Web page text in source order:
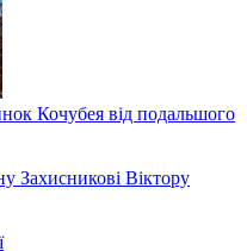
Кочубея від подальшого
Захисникові Віктору